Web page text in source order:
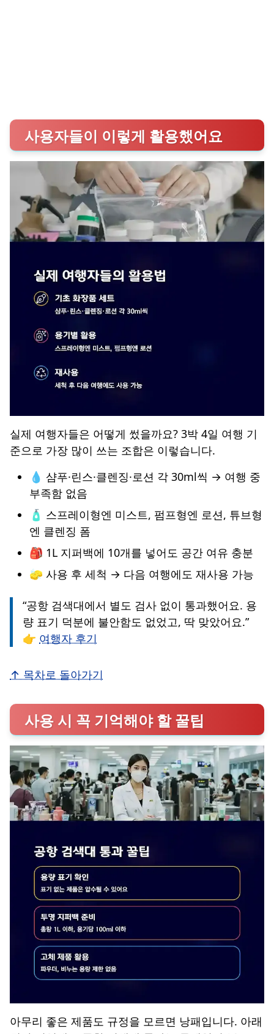
사용자들이 이렇게 활용했어요
실제 여행자들은 어떻게 썼을까요? 3박 4일 여행 기
준으로 가장 많이 쓰는 조합은 이렇습니다.
💧 샴푸·린스·클렌징·로션 각 30ml씩 → 여행 중
부족함 없음
🧴 스프레이형엔 미스트, 펌프형엔 로션, 튜브형
엔 클렌징 폼
🎒 1L 지퍼백에 10개를 넣어도 공간 여유 충분
🧽 사용 후 세척 → 다음 여행에도 재사용 가능
“공항 검색대에서 별도 검사 없이 통과했어요. 용
량 표기 덕분에 불안함도 없었고, 딱 맞았어요.”
👉 여행자 후기
↑ 목차로 돌아가기
사용 시 꼭 기억해야 할 꿀팁
아무리 좋은 제품도 규정을 모르면 낭패입니다. 아래